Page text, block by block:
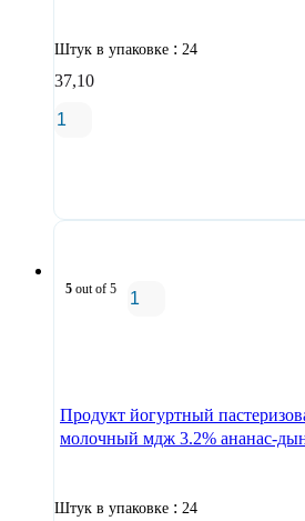
Штук в упаковке : 24
37,10
5 out of 5
Продукт йогуртный
молочный мдж 3.2% ананас-
Штук в упаковке : 24